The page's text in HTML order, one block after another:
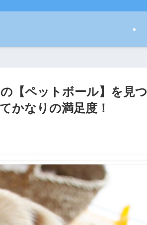
【ペットボール】を見つ
かなりの満足度！